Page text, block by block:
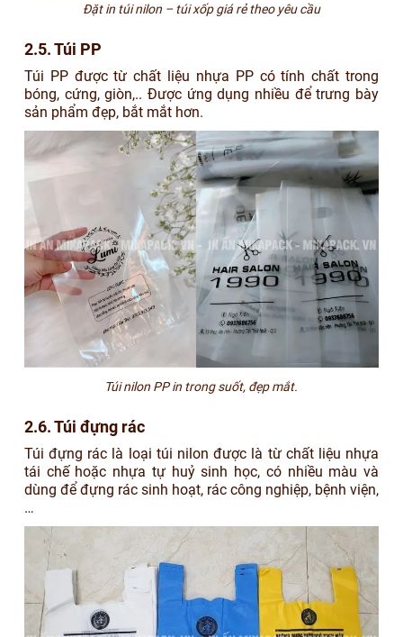
Đặt in túi nilon – túi xốp giá rẻ theo yêu cầu
2.5. Túi PP
Túi PP được từ chất liệu nhựa PP có tính chất trong
bóng, cứng, giòn,.. Được ứng dụng nhiều để trưng bày
sản phẩm đẹp, bắt mắt hơn.
Túi nilon PP in trong suốt, đẹp mắt.
2.6. Túi đựng rác
Túi đựng rác là loại túi nilon được là từ chất liệu nhựa
tái chế hoặc nhựa tự huỷ sinh học, có nhiều màu và
dùng để đựng rác sinh hoạt, rác công nghiệp, bệnh viện,
…